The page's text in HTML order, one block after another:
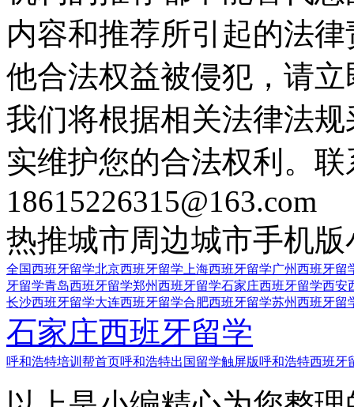
内容和推荐所引起的法
他合法权益被侵犯，请
我们将根据相关法律法
实维护您的合法权利。
18615226315@163.com
热推城市周边城市手机版
全国西班牙留学北京西班牙留学 上海西班牙留学广州西班牙留
牙留学青岛西班牙留学郑州西班牙留学石家庄西班牙留学西安
长沙西班牙留学大连西班牙留学合肥西班牙留学苏州西班牙留
石家庄西班牙留学
呼和浩特培训帮首页呼和浩特出国留学触屏版呼和浩特西班牙